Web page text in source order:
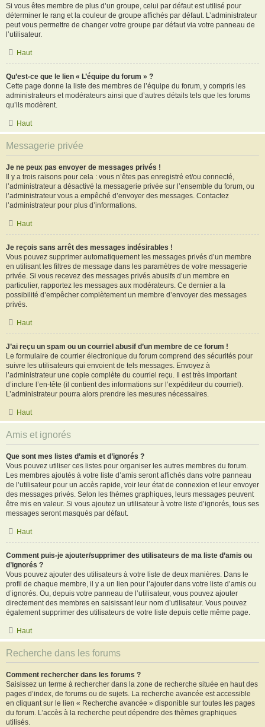
Si vous êtes membre de plus d’un groupe, celui par défaut est utilisé pour
déterminer le rang et la couleur de groupe affichés par défaut. L’administrateur
peut vous permettre de changer votre groupe par défaut via votre panneau de
l’utilisateur.
Haut
Qu’est-ce que le lien « L’équipe du forum » ?
Cette page donne la liste des membres de l’équipe du forum, y compris les
administrateurs et modérateurs ainsi que d’autres détails tels que les forums
qu’ils modèrent.
Haut
Messagerie privée
Je ne peux pas envoyer de messages privés !
Il y a trois raisons pour cela : vous n’êtes pas enregistré et/ou connecté,
l’administrateur a désactivé la messagerie privée sur l’ensemble du forum, ou
l’administrateur vous a empêché d’envoyer des messages. Contactez
l’administrateur pour plus d’informations.
Haut
Je reçois sans arrêt des messages indésirables !
Vous pouvez supprimer automatiquement les messages privés d’un membre
en utilisant les filtres de message dans les paramètres de votre messagerie
privée. Si vous recevez des messages privés abusifs d’un membre en
particulier, rapportez les messages aux modérateurs. Ce dernier a la
possibilité d’empêcher complètement un membre d’envoyer des messages
privés.
Haut
J’ai reçu un spam ou un courriel abusif d’un membre de ce forum !
Le formulaire de courrier électronique du forum comprend des sécurités pour
suivre les utilisateurs qui envoient de tels messages. Envoyez à
l’administrateur une copie complète du courriel reçu. Il est très important
d’inclure l’en-tête (il contient des informations sur l’expéditeur du courriel).
L’administrateur pourra alors prendre les mesures nécessaires.
Haut
Amis et ignorés
Que sont mes listes d’amis et d’ignorés ?
Vous pouvez utiliser ces listes pour organiser les autres membres du forum.
Les membres ajoutés à votre liste d’amis seront affichés dans votre panneau
de l’utilisateur pour un accès rapide, voir leur état de connexion et leur envoyer
des messages privés. Selon les thèmes graphiques, leurs messages peuvent
être mis en valeur. Si vous ajoutez un utilisateur à votre liste d’ignorés, tous ses
messages seront masqués par défaut.
Haut
Comment puis-je ajouter/supprimer des utilisateurs de ma liste d’amis ou
d’ignorés ?
Vous pouvez ajouter des utilisateurs à votre liste de deux manières. Dans le
profil de chaque membre, il y a un lien pour l’ajouter dans votre liste d’amis ou
d’ignorés. Ou, depuis votre panneau de l’utilisateur, vous pouvez ajouter
directement des membres en saisissant leur nom d’utilisateur. Vous pouvez
également supprimer des utilisateurs de votre liste depuis cette même page.
Haut
Recherche dans les forums
Comment rechercher dans les forums ?
Saisissez un terme à rechercher dans la zone de recherche située en haut des
pages d’index, de forums ou de sujets. La recherche avancée est accessible
en cliquant sur le lien « Recherche avancée » disponible sur toutes les pages
du forum. L’accès à la recherche peut dépendre des thèmes graphiques
utilisés.